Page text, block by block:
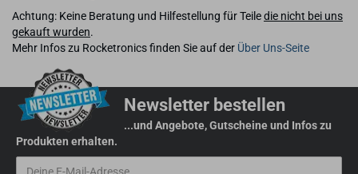
Achtung: Keine Beratung und Hilfestellung für Teiledie nicht bei uns
gekauft wurden.
Mehr Infos zu Rocketronics finden Sie auf der Über Uns-Seite
Newsletter bestellen
...und Angebote, Gutscheine und Infos zu
Produkten erhalten.